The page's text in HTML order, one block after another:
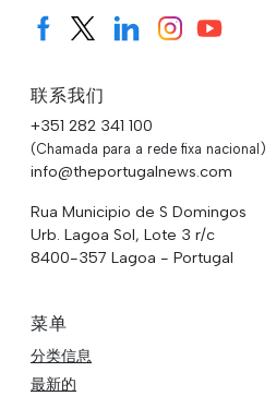
联系我们
+351 282 341 100
(Chamada para a rede fixa nacional)
info@theportugalnews.com
Rua Municipio de S Domingos
Urb. Lagoa Sol, Lote 3 r/c
8400-357 Lagoa - Portugal
菜单
分类信息
最新的